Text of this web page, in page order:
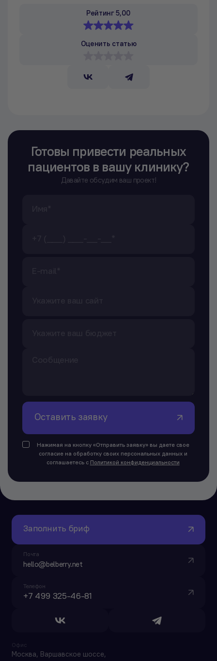
Рейтинг 5,00
Оценить статью
Готовы привести реальных
пациентов в вашу клинику?
Давайте обсудим ваш проект!
Нажимая на кнопку «Отправить заявку» вы даете свое
согласие на обработку своих персональных данных и
соглашаетесь с Политикой конфиденциальности
Оставить заявку
Офис
Москва, Варшавское шоссе,
Заполнить бриф
Почта
hello@belberry.net
Телефон
+7 499 325-46-81